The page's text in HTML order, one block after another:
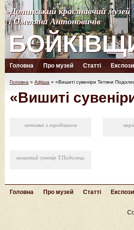
Долинський краєзнавчий
і Омеляна Антоновичів
Долинський краєзнавчий
і Омеляна Антоновичів
Головна Про музей Статті
Головна » Афіша » «Вишиті сувеніри Тетяни
«Вишиті
хатинка з горобчиком
вишитий сувенір Т.Подолець
Головна Про музей Статті